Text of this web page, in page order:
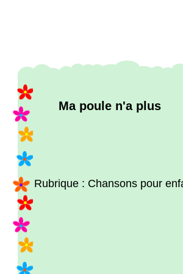
Ma poule n'a plus
Rubrique : Chansons pour